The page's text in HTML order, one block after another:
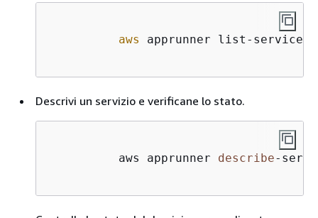
aws apprunner list-services
Descrivi un servizio e verificane lo stato.
          aws apprunner
describe-